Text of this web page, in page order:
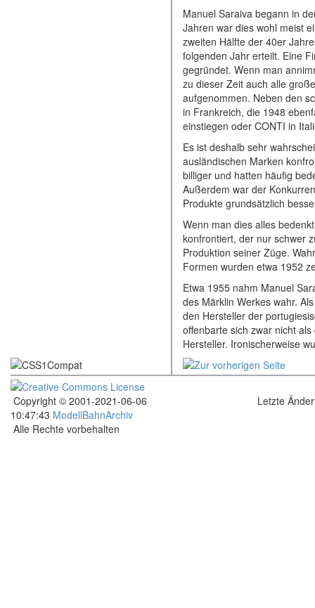
Manuel Saraiva begann in
Jahren war dies wohl meist
zweiten Hälfte der 40er
folgenden Jahr erteilt. Eine
gegründet. Wenn man
zu dieser Zeit auch alle
aufgenommen. Neben den
in Frankreich, die 1948
einstiegen oder CONTI in
Es ist deshalb sehr
ausländischen Marken
billiger und hatten häufig
Außerdem war der
Produkte grundsätzlich
Wenn man dies alles
konfrontiert, der nur schwer
Produktion seiner Züge.
Formen wurden etwa 1952
Etwa 1955 nahm Manuel
des Märklin Werkes wahr.
den Hersteller der
offenbarte sich zwar nicht
Hersteller. Ironischerweise
Copyright © 2001-2021-06-06
10:47:43 ModellBahnArchiv
Letzte
Alle Rechte vorbehalten